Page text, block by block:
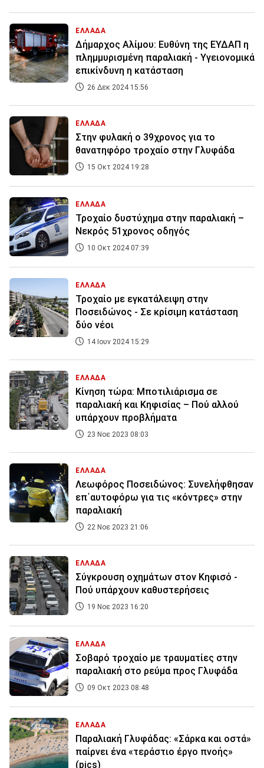
ΕΛΛΑΔΑ
Δήμαρχος Αλίμου: Ευθύνη της ΕΥΔΑΠ η
πλημμυρισμένη παραλιακή - Υγειονομικά
επικίνδυνη η κατάσταση
26 Δεκ 2024 15:56
ΕΛΛΑΔΑ
Στην φυλακή ο 39χρονος για το
θανατηφόρο τροχαίο στην Γλυφάδα
15 Οκτ 2024 19:28
ΕΛΛΑΔΑ
Τροχαίο δυστύχημα στην παραλιακή –
Νεκρός 51χρονος οδηγός
10 Οκτ 2024 07:39
ΕΛΛΑΔΑ
Τροχαίο με εγκατάλειψη στην
Ποσειδώνος - Σε κρίσιμη κατάσταση
δύο νέοι
14 Ιουν 2024 15:29
ΕΛΛΑΔΑ
Κίνηση τώρα: Μποτιλιάρισμα σε
παραλιακή και Κηφισίας – Πού αλλού
υπάρχουν προβλήματα
23 Νοε 2023 08:03
ΕΛΛΑΔΑ
Λεωφόρος Ποσειδώνος: Συνελήφθησαν
επ΄αυτοφόρω για τις «κόντρες» στην
παραλιακή
22 Νοε 2023 21:06
ΕΛΛΑΔΑ
Σύγκρουση οχημάτων στον Κηφισό -
Πού υπάρχουν καθυστερήσεις
19 Νοε 2023 16:20
ΕΛΛΑΔΑ
Σοβαρό τροχαίο με τραυματίες στην
παραλιακή στο ρεύμα προς Γλυφάδα
09 Οκτ 2023 08:48
ΕΛΛΑΔΑ
Παραλιακή Γλυφάδας: «Σάρκα και οστά»
παίρνει ένα «τεράστιο έργο πνοής»
(pics)